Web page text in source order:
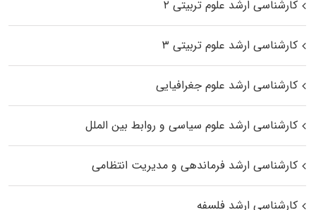
کارشناسی ارشد علوم تربیتی ۲
کارشناسی ارشد علوم تربیتی ۳
کارشناسی ارشد علوم جغرافیایی
کارشناسی ارشد علوم سیاسی و روابط بین الملل
کارشناسی ارشد فرماندهی و مدیریت انتظامی
کارشناسی ارشد فلسفه